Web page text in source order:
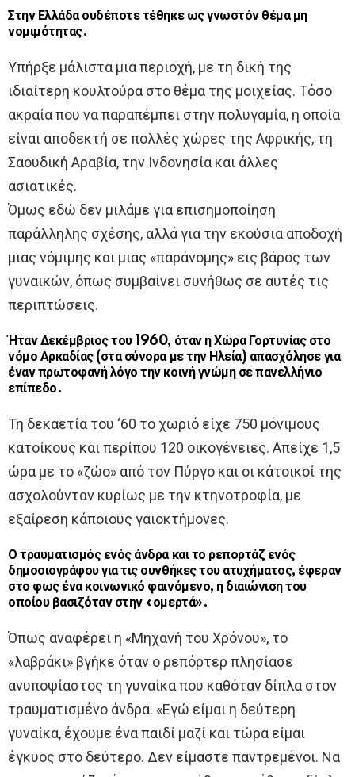
Στην Ελλάδα ουδέποτε τέθηκε ως γνωστόν θέμα μη
νομιμότητας.
Υπήρξε μάλιστα μια περιοχή, με τη δική της
ιδιαίτερη κουλτούρα στο θέμα της μοιχείας. Τόσο
ακραία που να παραπέμπει στην πολυγαμία, η οποία
είναι αποδεκτή σε πολλές χώρες της Αφρικής, τη
Σαουδική Αραβία, την Ινδονησία και άλλες
ασιατικές.
Όμως εδώ δεν μιλάμε για επισημοποίηση
παράλληλης σχέσης, αλλά για την εκούσια αποδοχή
μιας νόμιμης και μιας «παράνομης» εις βάρος των
γυναικών, όπως συμβαίνει συνήθως σε αυτές τις
περιπτώσεις.
Ήταν Δεκέμβριος του 1960, όταν η Χώρα Γορτυνίας στο
νόμο Αρκαδίας (στα σύνορα με την Ηλεία) απασχόλησε για
έναν πρωτοφανή λόγο την κοινή γνώμη σε πανελλήνιο
επίπεδο.
Τη δεκαετία του ‘60 το χωριό είχε 750 μόνιμους
κατοίκους και περίπου 120 οικογένειες. Απείχε 1,5
ώρα με το «ζώο» από τον Πύργο και οι κάτοικοί της
ασχολούνταν κυρίως με την κτηνοτροφία, με
εξαίρεση κάποιους γαιοκτήμονες.
Ο τραυματισμός ενός άνδρα και το ρεπορτάζ ενός
δημοσιογράφου για τις συνθήκες του ατυχήματος, έφεραν
στο φως ένα κοινωνικό φαινόμενο, η διαιώνιση του
οποίου βασιζόταν στην «ομερτά».
Όπως αναφέρει η «Μηχανή του Χρόνου», το
«λαβράκι» βγήκε όταν ο ρεπόρτερ πλησίασε
ανυποψίαστος τη γυναίκα που καθόταν δίπλα στον
τραυματισμένο άνδρα. «Εγώ είμαι η δεύτερη
γυναίκα, έχουμε ένα παιδί μαζί και τώρα είμαι
έγκυος στο δεύτερο. Δεν είμαστε παντρεμένοι. Να